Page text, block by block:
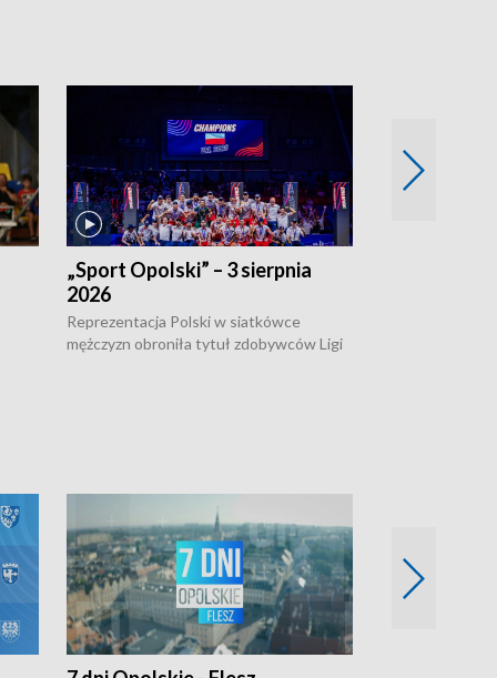
„Sport Opolski” – 3 sierpnia
2026
Reprezentacja Polski w siatkówce
mężczyzn obroniła tytuł zdobywców Ligi